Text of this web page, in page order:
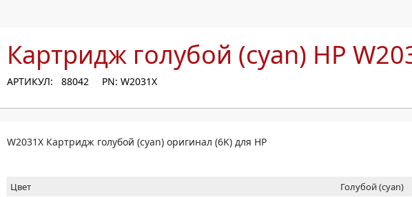
ОБОРУДОВАНИЯ
А4
Картридж голубой (cyan) HP
АРТИКУЛ: 88042 PN: W2031X
W2031X Картридж голубой (cyan) оригинал (6K) для HP
Цвет
Голубой (cyan)